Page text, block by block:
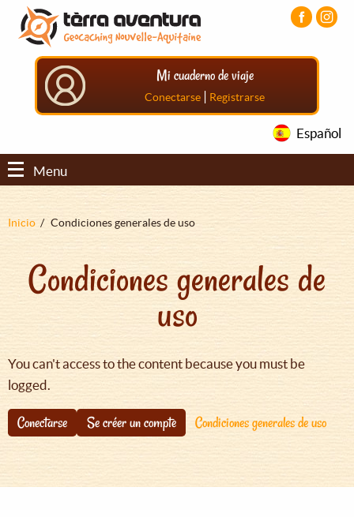
Pasar
contenido
principal
Pasar
menú
principal
Pasar
principal
Mi cuaderno de viaje
Conectarse | Registrarse
Español
Menu
Sobrescribir
ayuda
navegación
Inicio Condiciones generales de uso
Condiciones generales de
uso
You can't access to the content because you must be
logged.
Conectarse Se créer un compte Condiciones generales de uso